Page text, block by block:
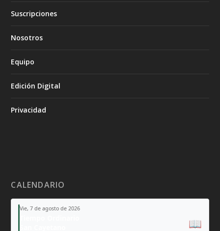
Suscripciones
Nosotros
Equipo
Edición Digital
Privacidad
CALENDARIO
Vie, 7 de agosto de 2026
📖